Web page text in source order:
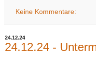
Keine Kommentare:
24.12.24
24.12.24 -